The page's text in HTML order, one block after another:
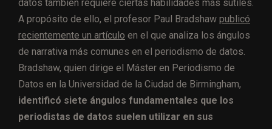
datos también requiere ciertas habilidades más sutiles.
A propósito de ello, el profesor Paul Bradshaw publicó
recientemente un artículo en el que analiza los ángulos
de narrativa más comunes en el periodismo de datos.
Bradshaw, quien dirige el Máster en Periodismo de
Datos en la Universidad de la Ciudad de Birmingham,
identificó siete ángulos fundamentales que los
periodistas de datos suelen utilizar en sus